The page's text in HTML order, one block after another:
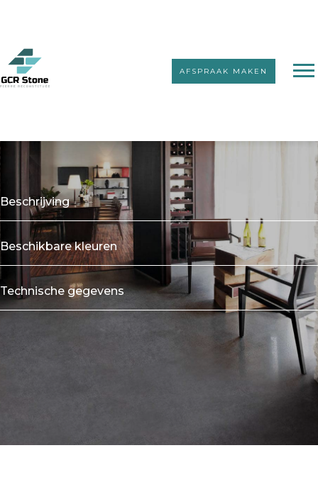
AFSPRAAK MAKEN
Beschrijving
Beschikbare kleuren
Technische gegevens